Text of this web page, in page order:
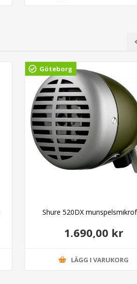
Göteborg
Shure 520DX
1.690,00 kr
LÄGG I VARUKORG